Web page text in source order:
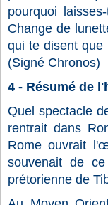
pourquoi
Change de
qui te disent que
(Signé Chronos)
4 - Résumé de
Quel spectacle
rentrait dans
Rome ouvrait
souvenait de
prétorienne de